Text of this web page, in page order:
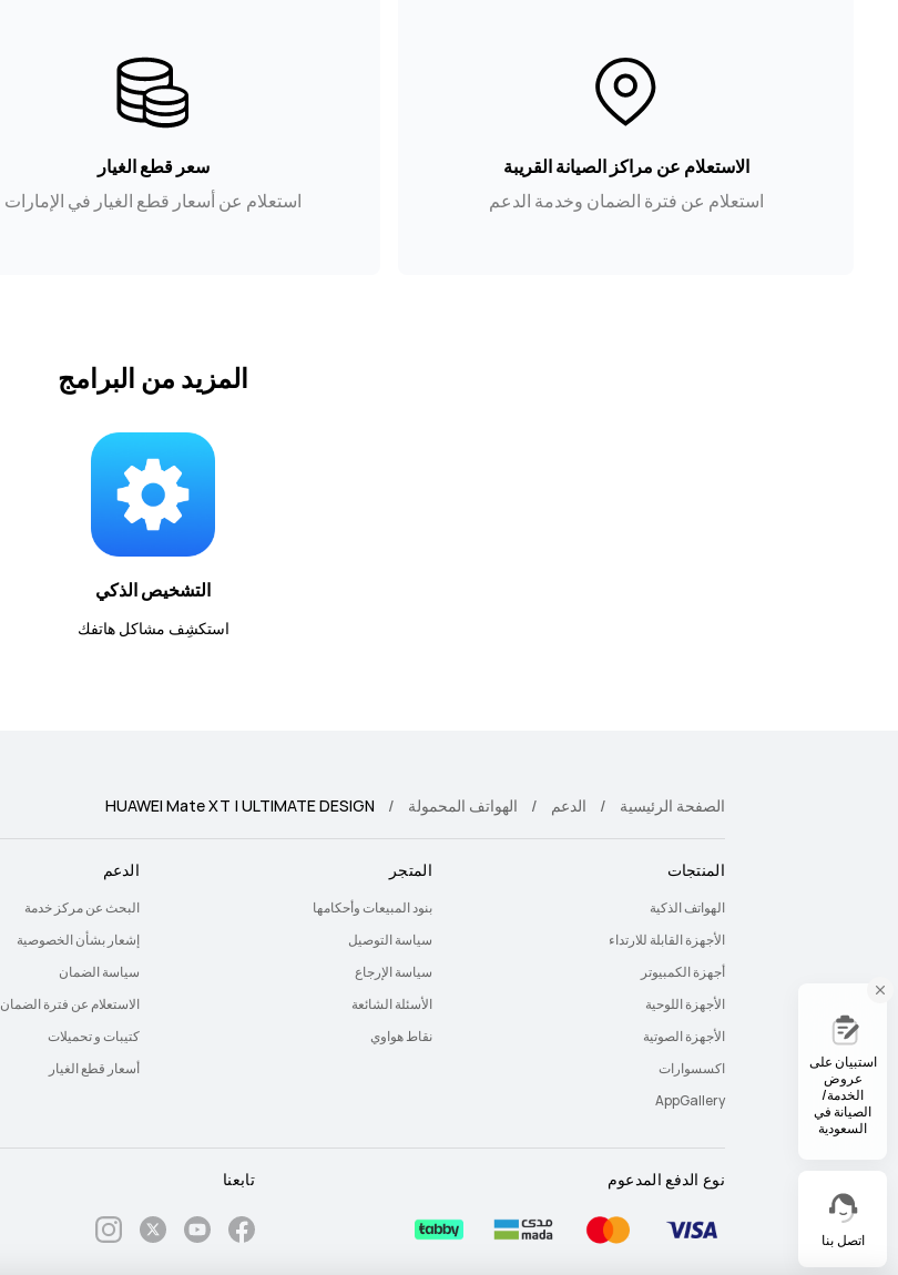
الاستعلام عن مراكز الصيانة القريبة
استعلام عن فترة الضمان وخدمة الدعم
سعر قطع الغيار
استعلام عن أسعار قطع الغيار في الإمارات
المزيد من البرامج
التشخيص الذكي
استكشِف مشاكل هاتفك
اتصل بنا
الصفحة الرئيسية الدعم الهواتف المحمولة HUAWEI Mate XT | ULTIMATE DESIGN
المنتجات
الهواتف الذكية
الأجهزة القابلة للارتداء
أجهزة الكمبيوتر
الأجهزة اللوحية
الأجهزة الصوتية
اكسسوارات
AppGallery
المتجر
بنود المبيعات وأحكامها
سياسة التوصيل
سياسة الإرجاع
الأسئلة الشائعة
نقاط هواوي
الدعم
البحث عن مركز خدمة
إشعار بشأن الخصوصية
سياسة الضمان
الاستعلام عن فترة الضمان
كتيبات و تحميلات
أسعار قطع الغيار
نوع الدفع المدعوم تابعنا
استبيان على
عروض
الخدمة/
الصيانة في
السعودية